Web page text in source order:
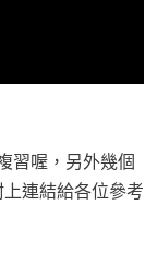
習喔，另外幾個
連結給各位參考